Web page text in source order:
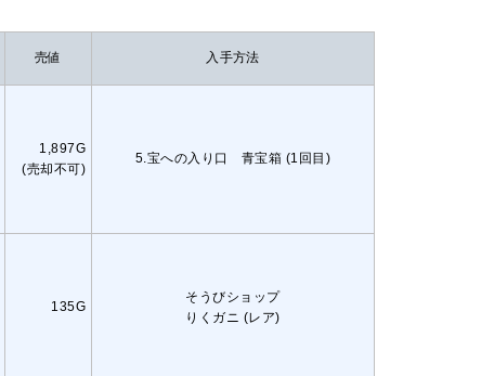
売値 入手方法
1,897G
(売却不可)
5.宝への入り口 青宝箱 (1回目)
135G
そうびショップ
りくガニ (レア)